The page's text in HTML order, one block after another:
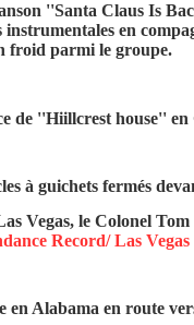
''Santa Claus Is
instrumentales en
froid parmi le groupe.
de ''Hiillcrest house''
à guichets fermés
Vegas, le Colonel
Record/ Las
en Alabama en route